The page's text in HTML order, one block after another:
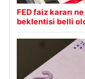
FED faiz kararı
beklentisi belli